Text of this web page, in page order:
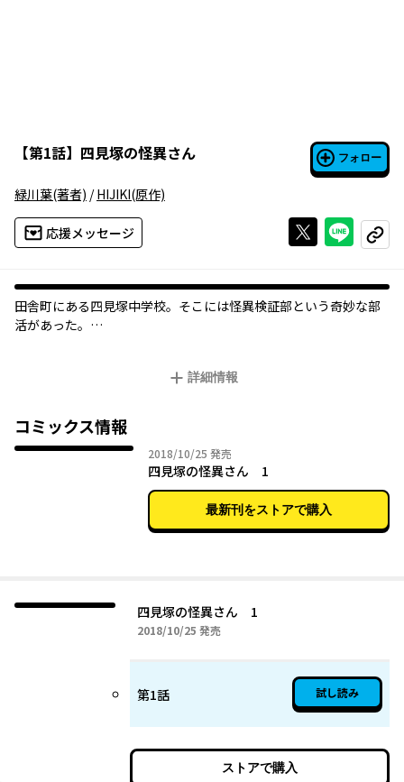
【第1話】 四見塚の怪異さん フォロー
緑川葉(著者) /HIJIKI(原作)
応援メッセージ Xで投稿する
ライン
コピー
田舎町にある四見塚中学校。そこには怪異検証部という奇妙な部
活があった。
詳細情報
コミックス情報
2018/10/25 2018年10月25日
発売
四見塚の怪異さん 1
最新刊をストアで購入
四見塚の怪異さん 1
2018/10/25 2018年10月25日
発売
第1話 試し読み
ストアで購入